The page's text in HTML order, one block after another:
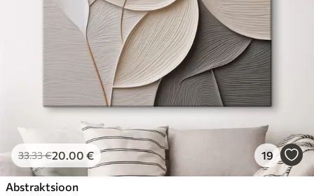
33.33€20.00 € 19
Abstraktsioon